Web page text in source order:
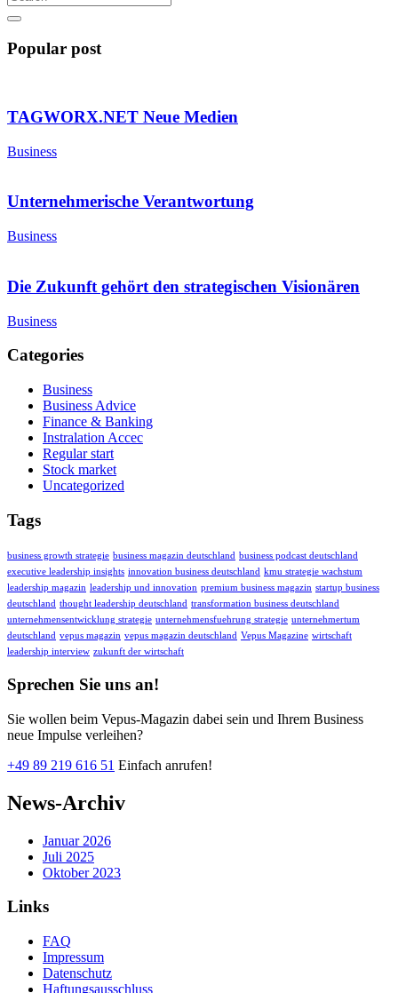
Popular post
TAGWORX.NET Neue Medien
Business
Unternehmerische Verantwortung
Business
Die Zukunft gehört den strategischen Visionären
Business
Categories
Business
Business Advice
Finance & Banking
Instralation Accec
Regular start
Stock market
Uncategorized
Tags
business growth strategie business magazin deutschland business podcast deutschland
executive leadership insights innovation business deutschland kmu strategie wachstum
leadership magazin leadership und innovation premium business magazin startup business
deutschland thought leadership deutschland transformation business deutschland
unternehmensentwicklung strategie unternehmensfuehrung strategie unternehmertum
deutschland vepus magazin vepus magazin deutschland Vepus Magazine wirtschaft
leadership interview zukunft der wirtschaft
Sprechen Sie uns an!
Sie wollen beim Vepus-Magazin dabei sein und Ihrem Business
neue Impulse verleihen?
+49 89 219 616 51 Einfach anrufen!
News-Archiv
Januar 2026
Juli 2025
Oktober 2023
Links
FAQ
Impressum
Datenschutz
Haftungsausschluss